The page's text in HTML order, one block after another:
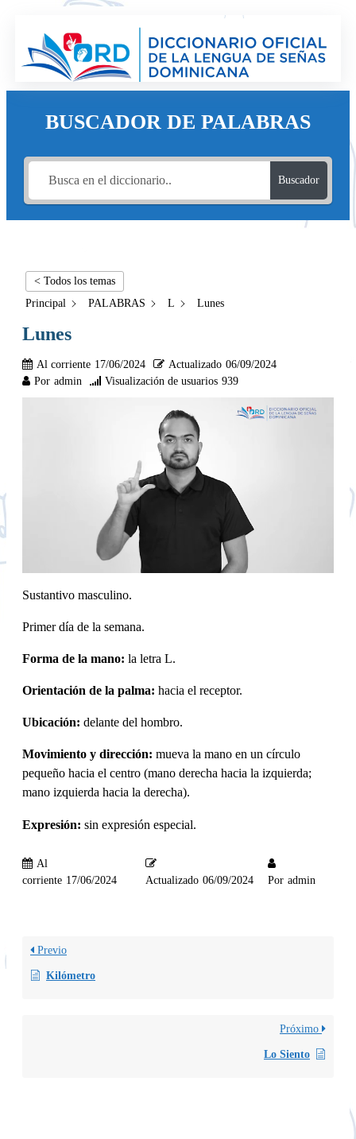
BUSCADOR DE PALABRAS
Buscador
< Todos los temas
Principal
PALABRAS L Lunes
Lunes
Al corriente 17/06/2024 Actualizado 06/09/2024
Por admin Visualización de usuarios 939
Sustantivo masculino.
Primer día de la semana.
Forma de la mano: la letra L.
Orientación de la palma: hacia el receptor.
Ubicación: delante del hombro.
Movimiento y dirección: mueva la mano en un círculo
pequeño hacia el centro (mano derecha hacia la izquierda;
mano izquierda hacia la derecha).
Expresión: sin expresión especial.
Al
corriente 17/06/2024 Actualizado 06/09/2024 Por admin
Previo
Kilómetro
Próximo
Lo Siento